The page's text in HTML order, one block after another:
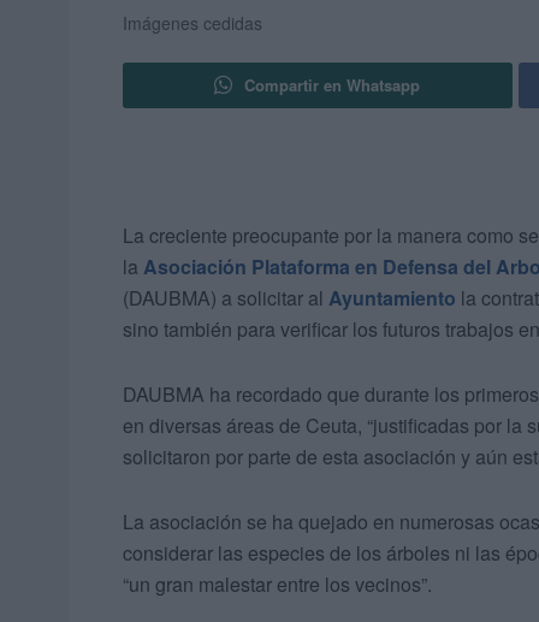
Imágenes cedidas
Compartir en Whatsapp
La creciente preocupante por la manera como
la Asociación Plataforma en Defensa del
(DAUBMA) a solicitar al Ayuntamiento la
sino también para verificar los futuros trabajos
DAUBMA ha recordado que durante los
en diversas áreas de Ceuta, “justificadas por la
solicitaron por parte de esta asociación y aún
La asociación se ha quejado en numerosas
considerar las especies de los árboles ni las
“un gran malestar entre los vecinos”.